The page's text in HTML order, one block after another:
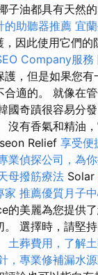
子油都具有天然
的助聽器推薦 宜
，因此使用它們的
Company服務
，但是如果您有
合適的。 就像在
國奇蹟很容易分
沒有香氣和精油
Relief 享受便
業偵探公司，為
母撥筋療法 Solar
家 推薦優質月子
的美麗為您提供
。 選擇時，請堅
土葬費用，了解
，專業修補漏水